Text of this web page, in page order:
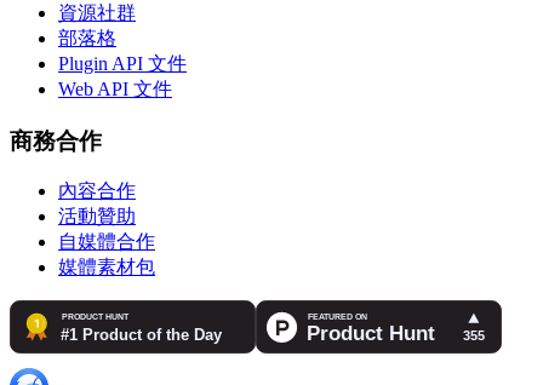
資源社群
部落格
Plugin API 文件
Web API 文件
商務合作
內容合作
活動贊助
自媒體合作
媒體素材包